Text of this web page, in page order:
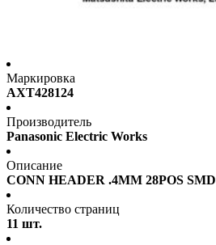
Маркировка
AXT428124
Производитель
Panasonic Electric Works
Описание
CONN HEADER .4MM 28POS SMD
Количество страниц
11 шт.